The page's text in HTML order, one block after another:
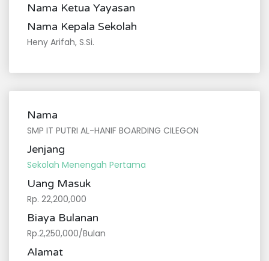
Nama Ketua Yayasan
Nama Kepala Sekolah
Heny Arifah, S.Si.
Nama
SMP IT PUTRI AL-HANIF BOARDING CILEGON
Jenjang
Sekolah Menengah Pertama
Uang Masuk
Rp. 22,200,000
Biaya Bulanan
Rp.2,250,000/Bulan
Alamat